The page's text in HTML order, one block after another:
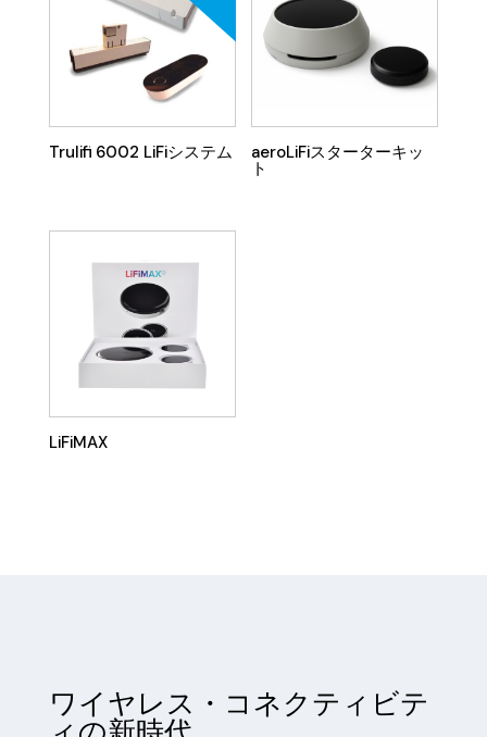
Trulifi 6002 LiFiシステム aeroLiFiスターターキッ
ト
LiFiMAX
ワイヤレス・コネクティビテ